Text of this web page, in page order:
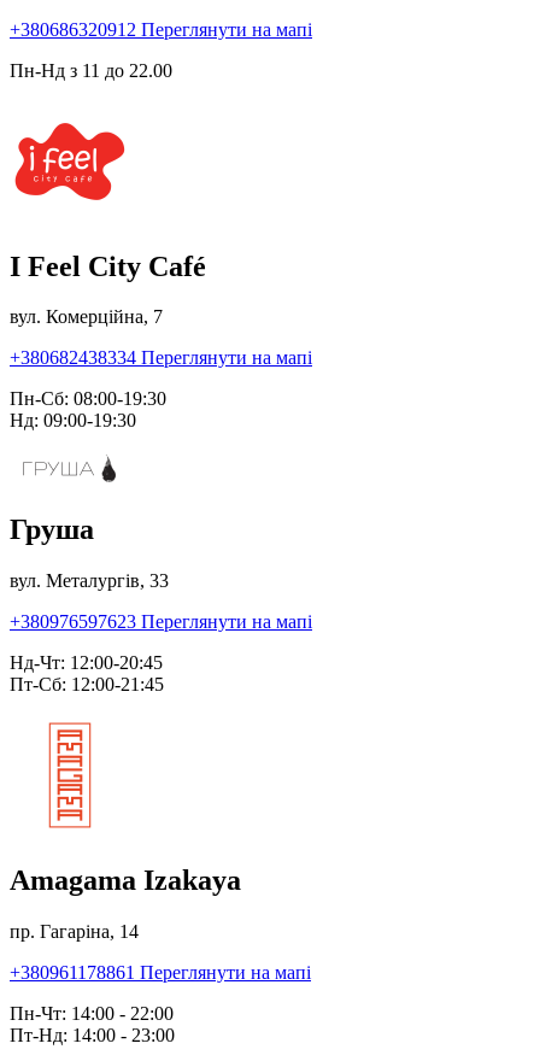
+380686320912 Переглянути на мапі
Пн-Нд з 11 до 22.00
I Feel City Café
вул. Комерційна, 7
+380682438334 Переглянути на мапі
Пн-Сб: 08:00-19:30
Нд: 09:00-19:30
Груша
вул. Металургів, 33
+380976597623 Переглянути на мапі
Нд-Чт: 12:00-20:45
Пт-Сб: 12:00-21:45
Amagama Izakaya
пр. Гагаріна, 14
+380961178861 Переглянути на мапі
Пн-Чт: 14:00 - 22:00
Пт-Нд: 14:00 - 23:00